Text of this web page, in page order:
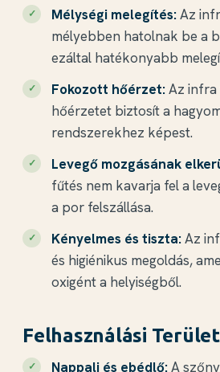
Mélységi melegítés:Az
mélyebben hatolnak be a
ezáltal hatékonyabb
Fokozott hőérzet:Az
hőérzetet biztosít a
rendszerekhez képest.
Levegő mozgásának
fűtés nem kavarja fel a
a por felszállása.
Kényelmes és tiszta:Az
és higiénikus megoldás,
oxigént a helyiségből.
Felhasználási
Nappali és ebédlő:A